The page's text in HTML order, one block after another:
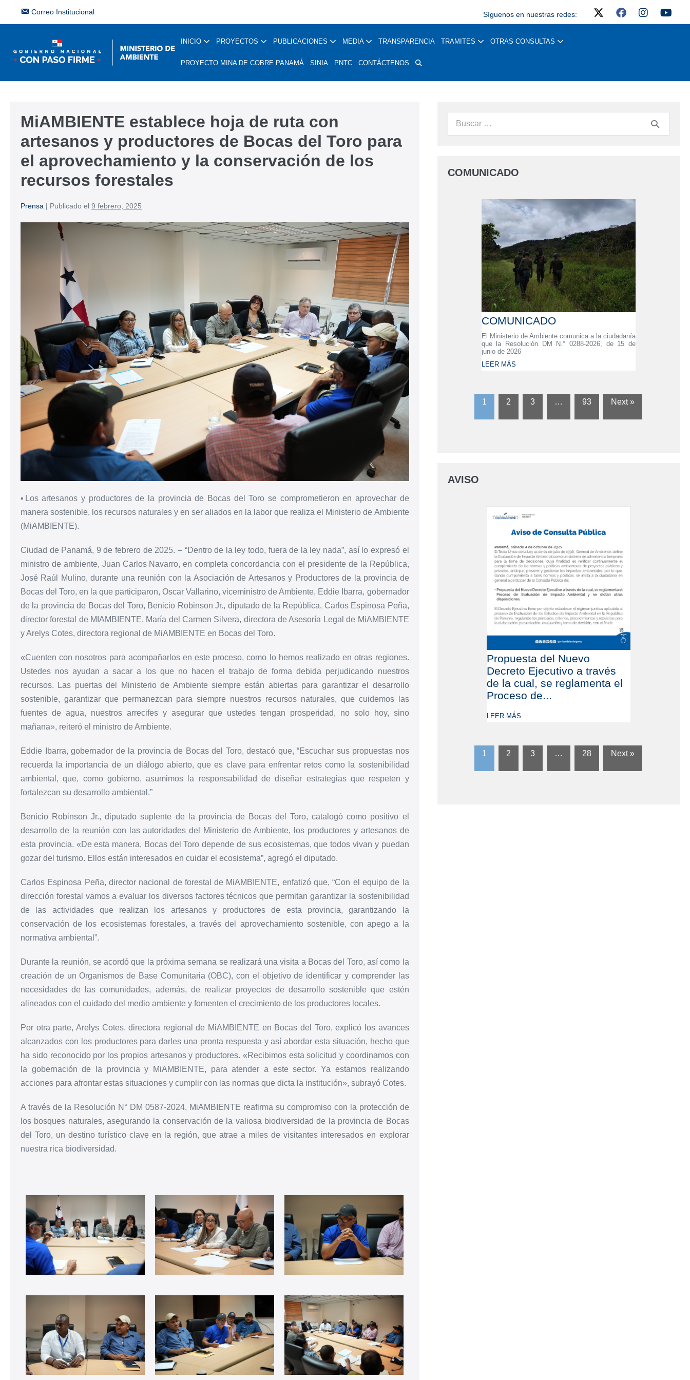
Correo Institucional Síguenos en nuestras redes:
INICIO PROYECTOS PUBLICACIONES MEDIA TRANSPARENCIA TRAMITES OTRAS CONSULTAS
PROYECTO MINA DE COBRE PANAMÁ SINIA PNTC CONTÁCTENOS
MiAMBIENTE establece hoja de ruta con
artesanos y productores de Bocas del Toro para
el aprovechamiento y la conservación de los
recursos forestales
Prensa | Publicado el 9 febrero, 2025
▪Los artesanos y productores de la provincia de Bocas del Toro se comprometieron en aprovechar de
manera sostenible, los recursos naturales y en ser aliados en la labor que realiza el Ministerio de Ambiente
(MiAMBIENTE).
Ciudad de Panamá, 9 de febrero de 2025. – “Dentro de la ley todo, fuera de la ley nada”, así lo expresó el
ministro de ambiente, Juan Carlos Navarro, en completa concordancia con el presidente de la República,
José Raúl Mulino, durante una reunión con la Asociación de Artesanos y Productores de la provincia de
Bocas del Toro, en la que participaron, Oscar Vallarino, viceministro de Ambiente, Eddie Ibarra, gobernador
de la provincia de Bocas del Toro, Benicio Robinson Jr., diputado de la República, Carlos Espinosa Peña,
director forestal de MIAMBIENTE, María del Carmen Silvera, directora de Asesoría Legal de MiAMBIENTE
y Arelys Cotes, directora regional de MiAMBIENTE en Bocas del Toro.
«Cuenten con nosotros para acompañarlos en este proceso, como lo hemos realizado en otras regiones.
Ustedes nos ayudan a sacar a los que no hacen el trabajo de forma debida perjudicando nuestros
recursos. Las puertas del Ministerio de Ambiente siempre están abiertas para garantizar el desarrollo
sostenible, garantizar que permanezcan para siempre nuestros recursos naturales, que cuidemos las
fuentes de agua, nuestros arrecifes y asegurar que ustedes tengan prosperidad, no solo hoy, sino
mañana», reiteró el ministro de Ambiente.
Eddie Ibarra, gobernador de la provincia de Bocas del Toro, destacó que, “Escuchar sus propuestas nos
recuerda la importancia de un diálogo abierto, que es clave para enfrentar retos como la sostenibilidad
ambiental, que, como gobierno, asumimos la responsabilidad de diseñar estrategias que respeten y
fortalezcan su desarrollo ambiental.”
Benicio Robinson Jr., diputado suplente de la provincia de Bocas del Toro, catalogó como positivo el
desarrollo de la reunión con las autoridades del Ministerio de Ambiente, los productores y artesanos de
esta provincia. «De esta manera, Bocas del Toro depende de sus ecosistemas, que todos vivan y puedan
gozar del turismo. Ellos están interesados en cuidar el ecosistema”, agregó el diputado.
Carlos Espinosa Peña, director nacional de forestal de MiAMBIENTE, enfatizó que, “Con el equipo de la
dirección forestal vamos a evaluar los diversos factores técnicos que permitan garantizar la sostenibilidad
de las actividades que realizan los artesanos y productores de esta provincia, garantizando la
conservación de los ecosistemas forestales, a través del aprovechamiento sostenible, con apego a la
normativa ambiental”.
Durante la reunión, se acordó que la próxima semana se realizará una visita a Bocas del Toro, así como la
creación de un Organismos de Base Comunitaria (OBC), con el objetivo de identificar y comprender las
necesidades de las comunidades, además, de realizar proyectos de desarrollo sostenible que estén
alineados con el cuidado del medio ambiente y fomenten el crecimiento de los productores locales.
Por otra parte, Arelys Cotes, directora regional de MiAMBIENTE en Bocas del Toro, explicó los avances
alcanzados con los productores para darles una pronta respuesta y así abordar esta situación, hecho que
ha sido reconocido por los propios artesanos y productores. «Recibimos esta solicitud y coordinamos con
la gobernación de la provincia y MiAMBIENTE, para atender a este sector. Ya estamos realizando
acciones para afrontar estas situaciones y cumplir con las normas que dicta la institución», subrayó Cotes.
A través de la Resolución N° DM 0587-2024, MiAMBIENTE reafirma su compromiso con la protección de
los bosques naturales, asegurando la conservación de la valiosa biodiversidad de la provincia de Bocas
del Toro, un destino turístico clave en la región, que atrae a miles de visitantes interesados en explorar
nuestra rica biodiversidad.
COMUNICADO
COMUNICADO
El Ministerio de Ambiente comunica a la ciudadanía
que la Resolución DM N.° 0288-2026, de 15 de
junio de 2026
LEER MÁS
1 2 3 … 93 Next »
AVISO
Propuesta del Nuevo
Decreto Ejecutivo a través
de la cual, se reglamenta el
Proceso de...
LEER MÁS
1 2 3 … 28 Next »